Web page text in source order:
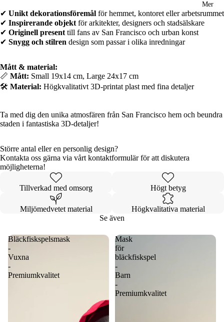
Mer
✔ Unikt dekorationsföremål för hemmet, kontoret eller arbetsrummet
✔ Inspirerande objekt för arkitekter, designers och stadsälskare
✔ Originell present till fans av San Francisco och urban konst
✔ Snygg och stilren design som passar i olika inredningar
Mått & material:
📏 Mått: Small 19x14 cm, Large 24x17 cm
🛠️ Material: Högkvalitativt 3D-printat plast med fina detaljer
Ta med dig den unika atmosfären från San Francisco hem och beundra
staden i fantastiska 3D-detaljer!
Större antal eller en personlig design?
Kontakta oss gärna via vårt kontaktformulär för att diskutera
möjligheterna!
Tillverkad med omsorg Högt betyg
Miljömedvetet material
Högkvalitativa material
Se även
Bläckfiskspelsmask
-
Vuxna
-
Premiumkvalitet
Mask
för
bläckfiskspel
-
Barn
-
Premiumkvalitet